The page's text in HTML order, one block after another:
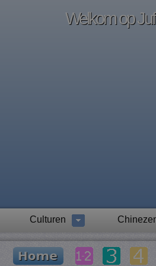
Welkom op
Culturen